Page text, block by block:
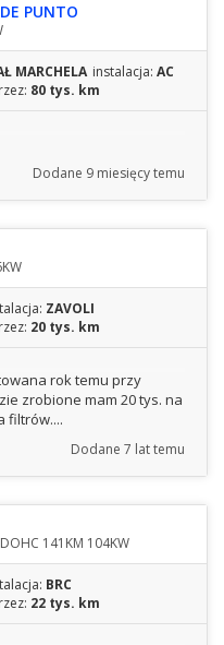
PUNTO
MARCHELA instalacja: AC
80 tys. km
Dodane 9 miesięcy temu
ZAVOLI
20 tys. km
rok temu przy
zrobione mam 20 tys. na
filtrów....
Dodane 7 lat temu
141KM 104KW
BRC
22 tys. km